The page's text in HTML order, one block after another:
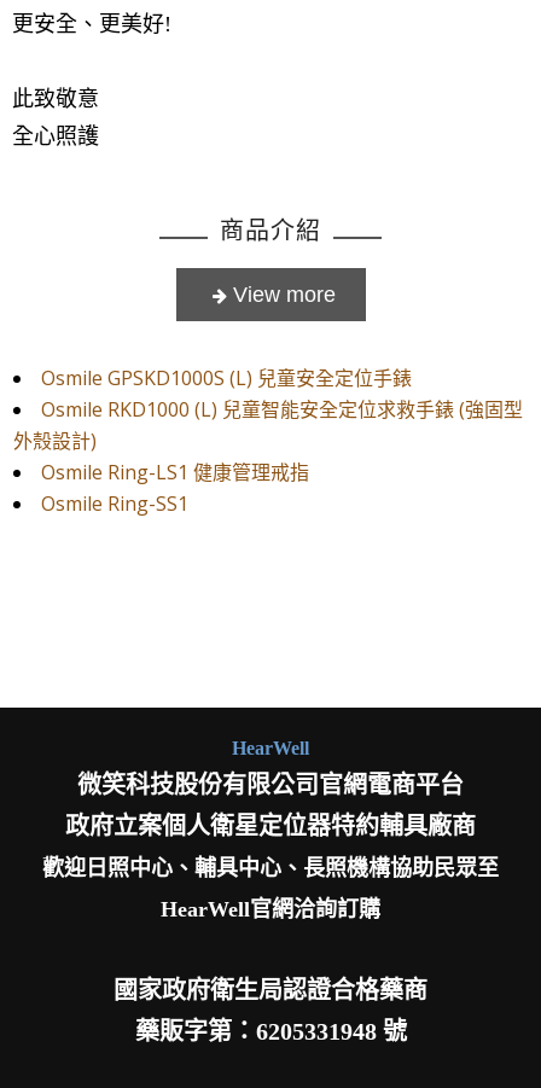
更安全、更美好!
此致敬意
全心照護
商品介紹
Osmile GPSKD1000S (L) 兒童安全定位手錶
Osmile RKD1000 (L) 兒童智能安全定位求救手錶 (強固型
外殼設計)
Osmile Ring-LS1 健康管理戒指
Osmile Ring-SS1
HearWell
微笑科技股份有限公司官網電商平台
政府立案個人衛星定位器特約輔具廠商
歡迎日照中心、輔具中心、長照機構協助民眾至
HearWell官網洽詢訂購
國家政府衛生局認證合格藥商
藥販字第：6205331948 號